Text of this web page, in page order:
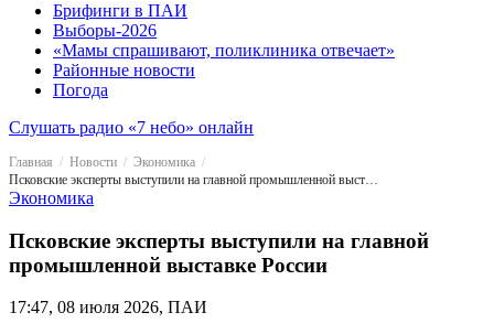
Брифинги в ПАИ
Выборы-2026
«Мамы спрашивают, поликлиника отвечает»
Районные новости
Погода
Слушать радио «7 небо» онлайн
Главная Новости
Экономика
Псковские эксперты выступили на главной промышленной выставке России
Экономика
Псковские эксперты выступили на главной
промышленной выставке России
17:47, 08 июля 2026, ПАИ